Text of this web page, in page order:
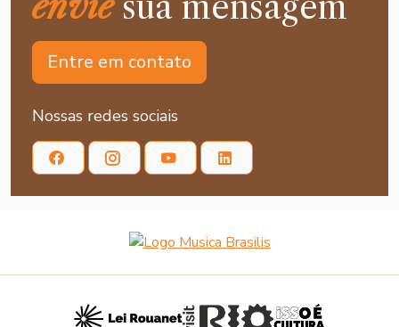
Entre em contato
Nossas redes sociais